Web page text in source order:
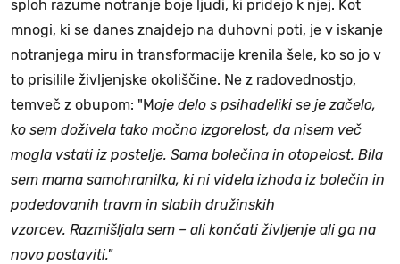
sploh razume notranje boje ljudi, ki pridejo k njej. Kot
mnogi, ki se danes znajdejo na duhovni poti, je v iskanje
notranjega miru in transformacije krenila šele, ko so jo v
to prisilile življenjske okoliščine. Ne z radovednostjo,
temveč z obupom: "Moje delo s psihadeliki se je začelo,
ko sem doživela tako močno izgorelost, da nisem več
mogla vstati iz postelje. Sama bolečina in otopelost. Bila
sem mama samohranilka, ki ni videla izhoda iz bolečin in
podedovanih travm in slabih družinskih
vzorcev. Razmišljala sem – ali končati življenje ali ga na
novo postaviti."